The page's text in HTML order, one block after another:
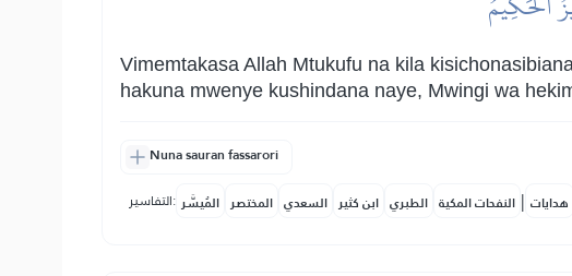
Vimemtakasa Allah Mtukufu na kila
hakuna mwenye kushindana naye, Mwingi wa
Nuna sauran fassarori
التفاسير: المُيسَّر المختصر السعدي ابن كثير الطبري النفحات المكية | هدايات